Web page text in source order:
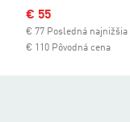
Výpredajová cena
€ 55
€ 77 Posledná najnižšia
€ 110 Pôvodná cena